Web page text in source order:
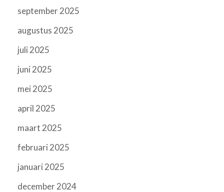
september 2025
augustus 2025
juli 2025
juni 2025
mei 2025
april 2025
maart 2025
februari 2025
januari 2025
december 2024